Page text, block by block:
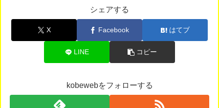
シェアする
X Facebook はてブ
LINE コピー
kobewebをフォローする